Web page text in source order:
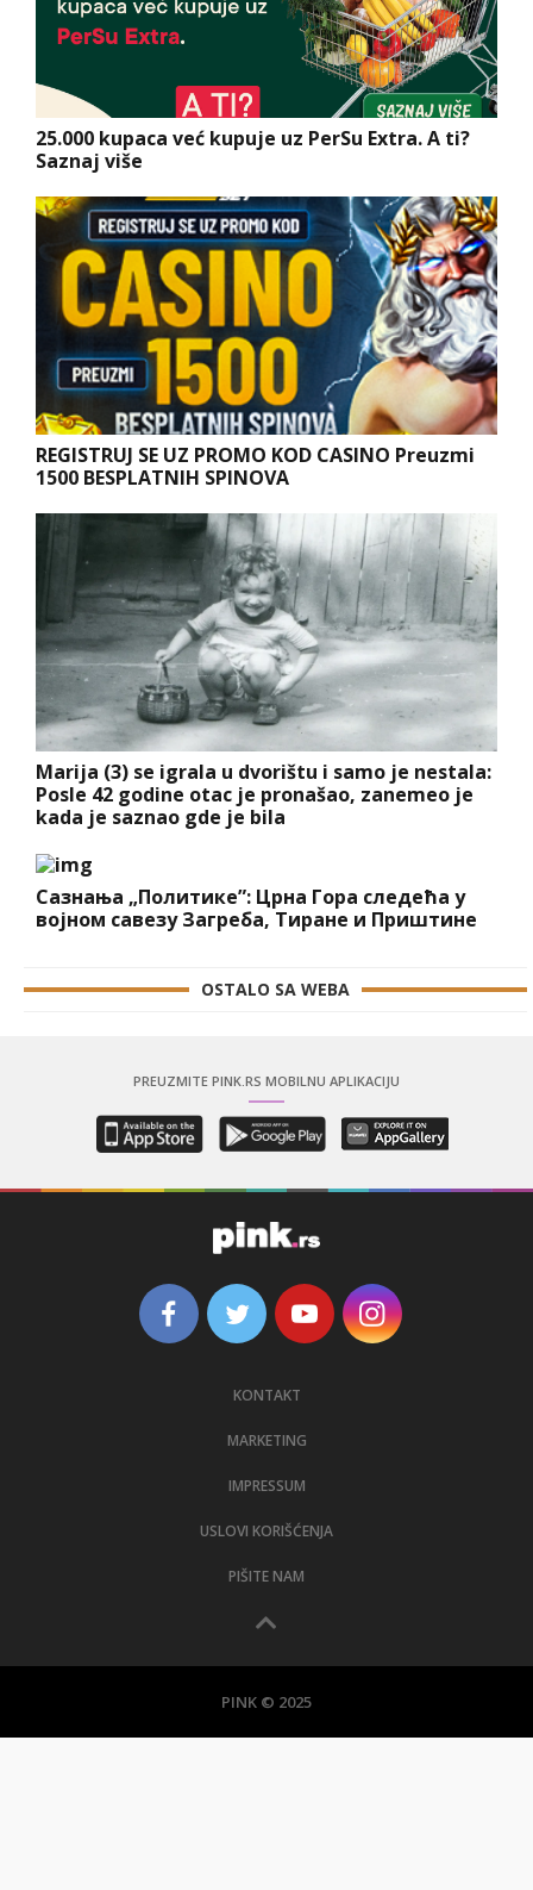
25.000 kupaca već kupuje uz PerSu Extra. A ti?
Saznaj više
REGISTRUJ SE UZ PROMO KOD CASINO Preuzmi
1500 BESPLATNIH SPINOVA
Marija (3) se igrala u dvorištu i samo je nestala:
Posle 42 godine otac je pronašao, zanemeo je
kada je saznao gde je bila
Сазнања „Политике”: Црна Гора следећа у
војном савезу Загреба, Тиране и Приштине
OSTALO SA WEBA
PREUZMITE PINK.RS MOBILNU APLIKACIJU
KONTAKT
MARKETING
IMPRESSUM
USLOVI KORIŠĆENJA
PIŠITE NAM
PINK © 2025